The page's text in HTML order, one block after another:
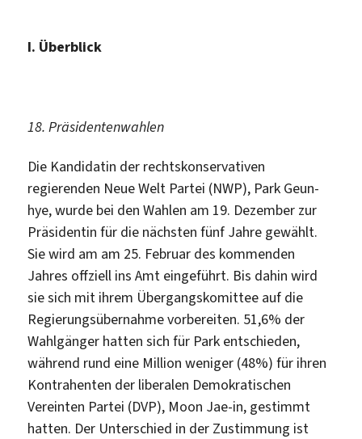
I. Überblick
18. Präsidentenwahlen
Die Kandidatin der rechtskonservativen
regierenden Neue Welt Partei (NWP), Park Geun-
hye, wurde bei den Wahlen am 19. Dezember zur
Präsidentin für die nächsten fünf Jahre gewählt.
Sie wird am am 25. Februar des kommenden
Jahres offziell ins Amt eingeführt. Bis dahin wird
sie sich mit ihrem Übergangskomittee auf die
Regierungsübernahme vorbereiten. 51,6% der
Wahlgänger hatten sich für Park entschieden,
während rund eine Million weniger (48%) für ihren
Kontrahenten der liberalen Demokratischen
Vereinten Partei (DVP), Moon Jae-in, gestimmt
hatten. Der Unterschied in der Zustimmung ist